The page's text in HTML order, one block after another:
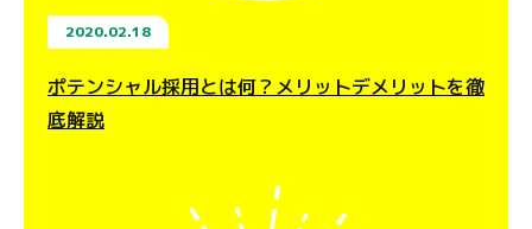
2020.02.18
ポテンシャル採用とは何？メリットデメリットを徹
底解説